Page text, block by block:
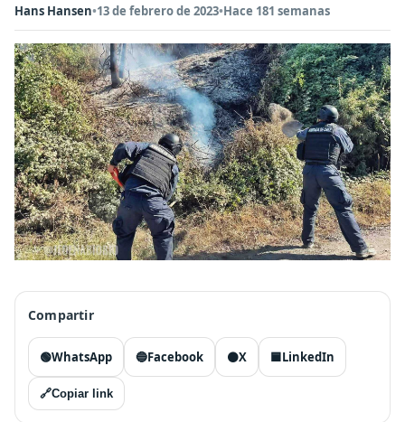
Hans Hansen•13 de febrero de 2023•Hace 181 semanas
Compartir
🟢WhatsApp 🔵Facebook ⚫X 🟦LinkedIn
🔗Copiar link